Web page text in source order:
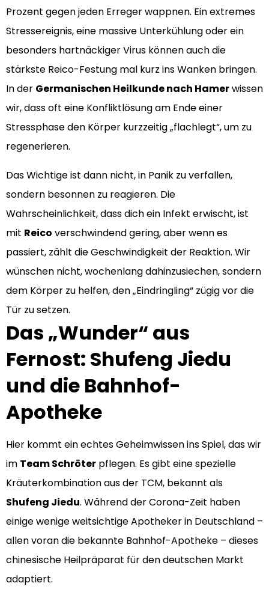
Prozent gegen jeden Erreger wappnen. Ein extremes
Stressereignis, eine massive Unterkühlung oder ein
besonders hartnäckiger Virus können auch die
stärkste Reico-Festung mal kurz ins Wanken bringen.
In der Germanischen Heilkunde nach Hamerwissen
wir, dass oft eine Konfliktlösung am Ende einer
Stressphase den Körper kurzzeitig „flachlegt“, um zu
regenerieren.
Das Wichtige ist dann nicht, in Panik zu verfallen,
sondern besonnen zu reagieren. Die
Wahrscheinlichkeit, dass dich ein Infekt erwischt, ist
mit Reico verschwindend gering, aber wenn es
passiert, zählt die Geschwindigkeit der Reaktion. Wir
wünschen nicht, wochenlang dahinzusiechen, sondern
dem Körper zu helfen, den „Eindringling“ zügig vor die
Tür zu setzen.
Das „Wunder“ aus
Fernost: Shufeng Jiedu
und die Bahnhof-
Apotheke
Hier kommt ein echtes Geheimwissen ins Spiel, das wir
im Team Schröter pflegen. Es gibt eine spezielle
Kräuterkombination aus der TCM, bekannt als
Shufeng Jiedu. Während der Corona-Zeit haben
einige wenige weitsichtige Apotheker in Deutschland –
allen voran die bekannte Bahnhof-Apotheke – dieses
chinesische Heilpräparat für den deutschen Markt
adaptiert.